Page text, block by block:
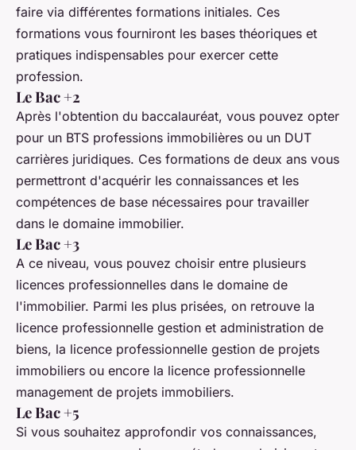
faire via différentes formations initiales. Ces
formations vous fourniront les bases théoriques et
pratiques indispensables pour exercer cette
profession.
Le Bac +2
Après l'obtention du baccalauréat, vous pouvez opter
pour un BTS professions immobilières ou un DUT
carrières juridiques. Ces formations de deux ans vous
permettront d'acquérir les connaissances et les
compétences de base nécessaires pour travailler
dans le domaine immobilier.
Le Bac +3
A ce niveau, vous pouvez choisir entre plusieurs
licences professionnelles dans le domaine de
l'immobilier. Parmi les plus prisées, on retrouve la
licence professionnelle gestion et administration de
biens, la licence professionnelle gestion de projets
immobiliers ou encore la licence professionnelle
management de projets immobiliers.
Le Bac +5
Si vous souhaitez approfondir vos connaissances,